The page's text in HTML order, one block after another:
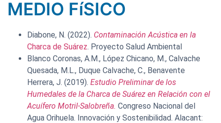
MEDIO FíSICO
Diabone, N. (2022). Contaminación Acústica en la
Charca de Suárez. Proyecto Salud Ambiental
Blanco Coronas, A.M., López Chicano, M., Calvache
Quesada, M.L., Duque Calvache, C., Benavente
Herrera, J. (2019). Estudio Preliminar de los
Humedales de la Charca de Suárez en Relación con el
Acuífero Motril-Salobreña. Congreso Nacional del
Agua Orihuela. Innovación y Sostenibilidad. Alacant: